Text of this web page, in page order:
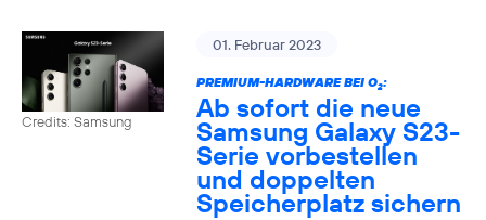
Credits: Samsung
01. Februar 2023
PREMIUM-HARDWARE BEI O2:
Ab sofort die neue
Samsung Galaxy S23-
Serie vorbestellen
und doppelten
Speicherplatz sichern